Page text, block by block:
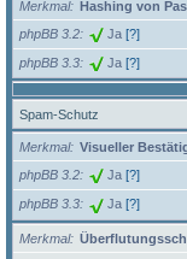
Merkmal
Hashing von
phpBB 3.2
Ja [?]
phpBB 3.3 Ja [?]
Spam-Schutz
Merkmal
Visueller
phpBB 3.2
Ja [?]
phpBB 3.3 Ja [?]
Merkmal